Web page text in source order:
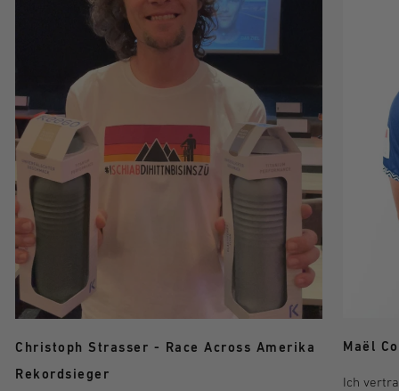
Christoph Strasser - Race Across Amerika
Rekordsieger
Maël
Ich